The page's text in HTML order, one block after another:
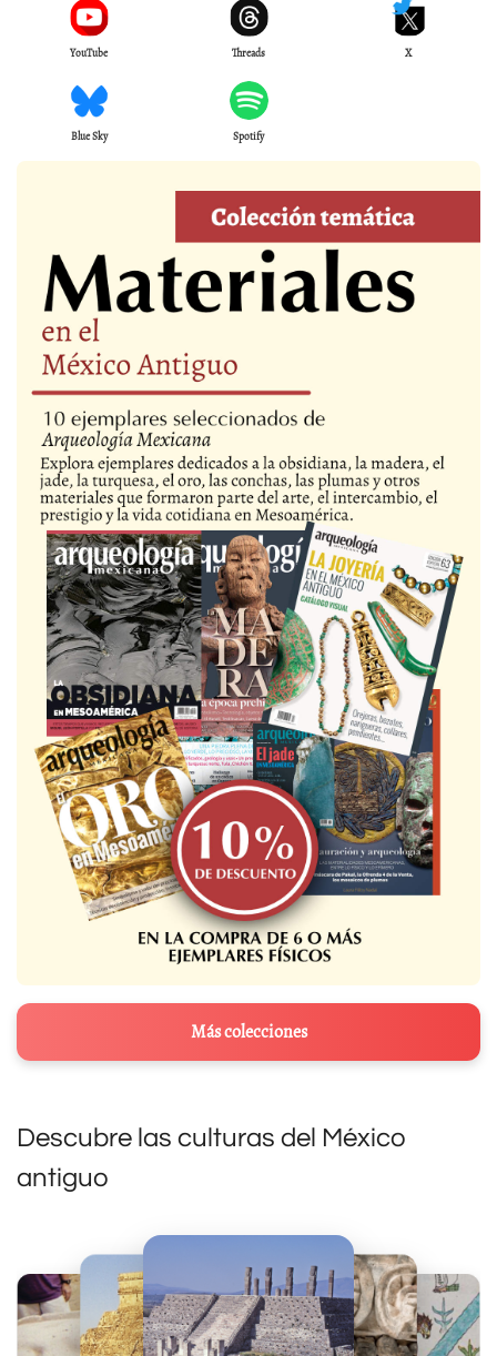
YouTube Threads X
Blue Sky Spotify
Más colecciones
Descubre las culturas del México
antiguo